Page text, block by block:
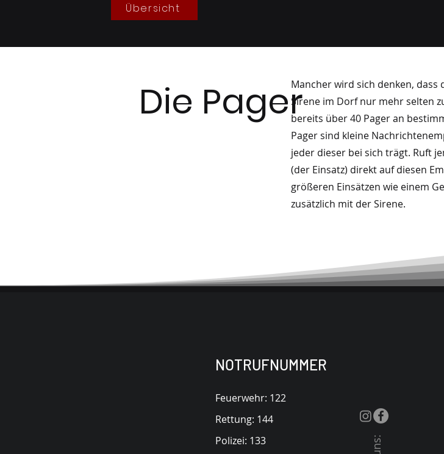
Übersicht
Die PagerMancher wird sich denken, dass
Sirene im Dorf nur mehr selten
bereits über 40 Pager an
Pager sind kleine
jeder dieser bei sich trägt. Ruft
(der Einsatz) direkt auf diesen
größeren Einsätzen wie einem
zusätzlich mit der Sirene.
Kontakt
NOTRUFNUMMER
Feuerwehr: 122
Rettung: 144
Polizei: 133